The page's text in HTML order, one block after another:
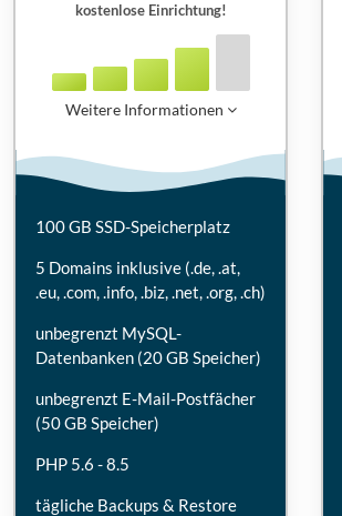
kostenlose Einrichtung!
Weitere Informationen
100 GB SSD-Speicherplatz
5 Domains inklusive (.de, .at,
.eu, .com, .info, .biz, .net, .org, .ch)
unbegrenzt MySQL-
Datenbanken (20 GB Speicher)
unbegrenzt E-Mail-Postfächer
(50 GB Speicher)
PHP 5.6 - 8.5
tägliche Backups & Restore